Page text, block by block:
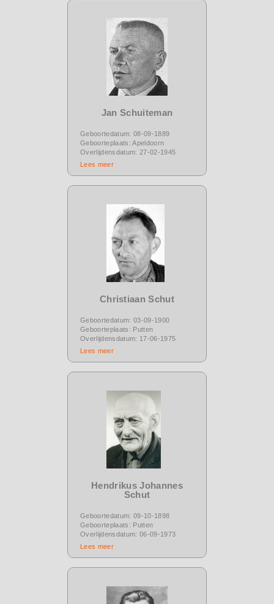
Jan Schuiteman
Geboortedatum: 08-09-1889
Geboorteplaats: Apeldoorn
Overlijdensdatum: 27-02-1945
Lees meer
Christiaan Schut
Geboortedatum: 03-09-1900
Geboorteplaats: Putten
Overlijdensdatum: 17-06-1975
Lees meer
Hendrikus Johannes
Schut
Geboortedatum: 09-10-1898
Geboorteplaats: Putten
Overlijdensdatum: 06-09-1973
Lees meer